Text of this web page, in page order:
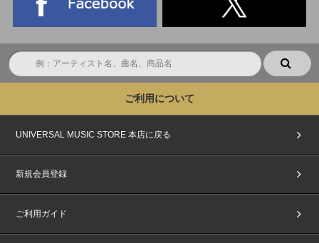
ご利用について
UNIVERSAL MUSIC STORE 本店に戻る
新規会員登録
ご利用ガイド